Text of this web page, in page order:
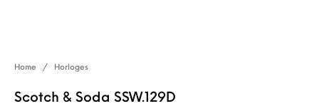
Home / Horloges
Scotch & Soda SSW.129D